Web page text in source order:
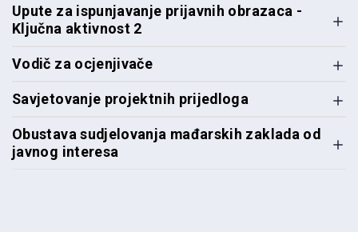
Upute za ispunjavanje prijavnih obrazaca -
Ključna aktivnost 2
Vodič za ocjenjivače
Savjetovanje projektnih prijedloga
Obustava sudjelovanja mađarskih zaklada od
javnog interesa